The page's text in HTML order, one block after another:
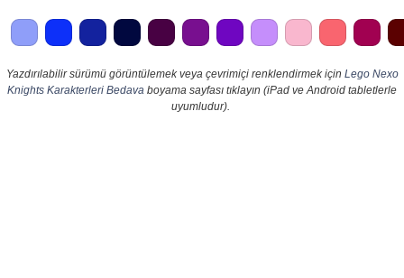
Yazdırılabilir sürümü görüntülemek veya çevrimiçi renklendirmek için Lego Nexo
Knights Karakterleri Bedava boyama sayfası tıklayın (iPad ve Android tabletlerle
uyumludur).